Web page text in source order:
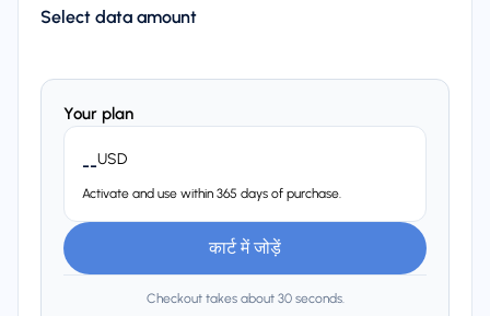
Select data amount
Your plan
--USD
Activate and use within 365 days of purchase.
कार्ट में जोड़ें
Checkout takes about 30 seconds.